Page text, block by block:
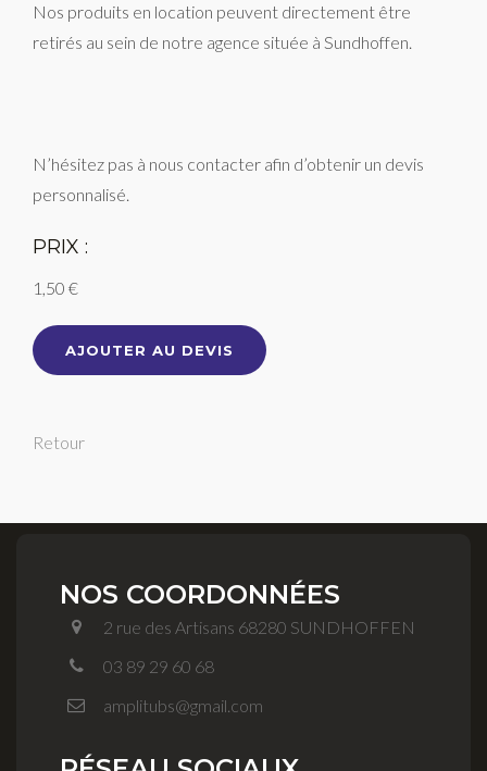
Nos produits en location peuvent directement être
retirés au sein de notre agence située à Sundhoffen.
N’hésitez pas à nous contacter afin d’obtenir un devis
personnalisé.
PRIX :
1,50 €
AJOUTER AU DEVIS
Retour
NOS COORDONNÉES
2 rue des Artisans 68280 SUNDHOFFEN
03 89 29 60 68
amplitubs@gmail.com